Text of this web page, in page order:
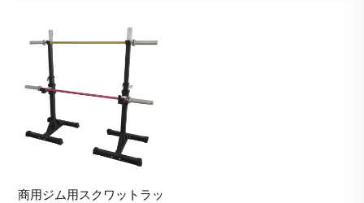
商用ジム用スクワットラッ